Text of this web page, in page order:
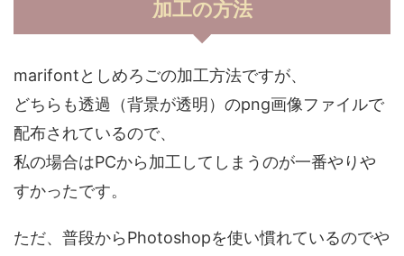
加工の方法
marifontとしめろごの加工方法ですが、
どちらも透過（背景が透明）のpng画像ファイルで
配布されているので、
私の場合はPCから加工してしまうのが一番やりや
すかったです。
ただ、普段からPhotoshopを使い慣れているのでや